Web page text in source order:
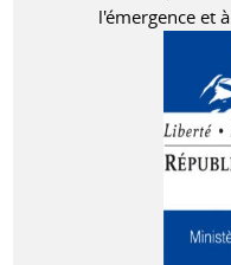
l'émergence et